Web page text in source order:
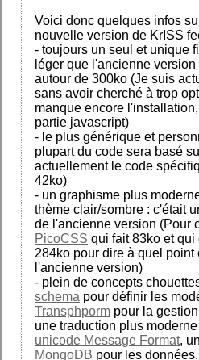
Voici donc quelques infos
nouvelle version de KrISS
- toujours un seul et unique
léger que l'ancienne
autour de 300ko (Je suis
sans avoir cherché à trop
manque encore
partie javascript)
- le plus générique et
plupart du code sera basé
actuellement le code
42ko)
- un graphisme plus
thème clair/sombre : c'était
de l'ancienne version (Pour
PicoCSS qui fait 83ko et
284ko pour dire à quel point
l'ancienne version)
- plein de concepts
schema pour définir les
Transphporm pour la
une traduction plus
unicode Message Format,
MongoDB pour les